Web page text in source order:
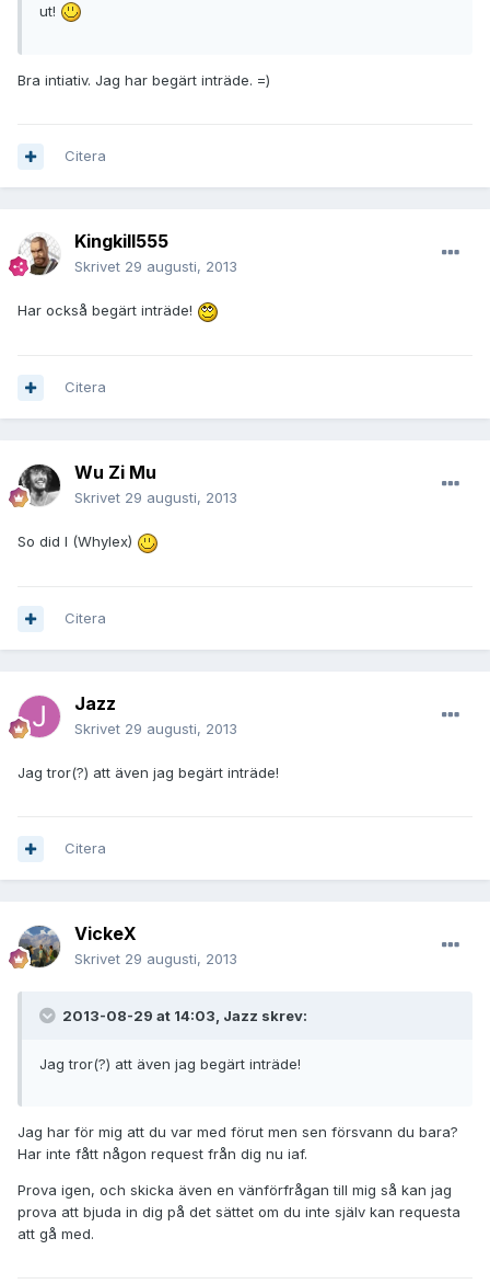
ut!
Bra intiativ. Jag har begärt inträde. =)
Citera
Kingkill555
Skrivet 29 augusti, 2013
Har också begärt inträde!
Citera
Wu Zi Mu
Skrivet 29 augusti, 2013
So did I (Whylex)
Citera
Jazz
Skrivet 29 augusti, 2013
Jag tror(?) att även jag begärt inträde!
Citera
VickeX
Skrivet 29 augusti, 2013
2013-08-29 at 14:03, Jazz skrev:
Jag tror(?) att även jag begärt inträde!
Jag har för mig att du var med förut men sen försvann du bara?
Har inte fått någon request från dig nu iaf.
Prova igen, och skicka även en vänförfrågan till mig så kan jag
prova att bjuda in dig på det sättet om du inte själv kan requesta
att gå med.